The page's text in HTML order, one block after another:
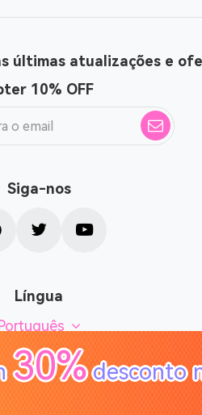
últimas atualizações e
10% OFF
Siga-nos
Língua
Português
Todos os direitos reservados.
30%desconto